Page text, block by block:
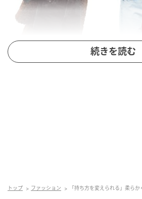
りクラッチのように抱えたりと、
続きを読む
トップ ファッション 「持ち方を変えられる」柔ら